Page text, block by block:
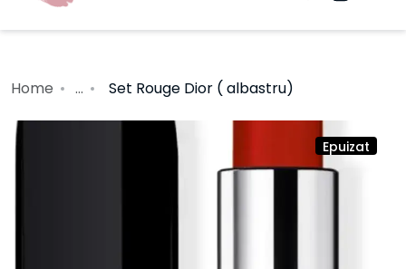
Home ... Set Rouge Dior ( albastru)
Epuizat